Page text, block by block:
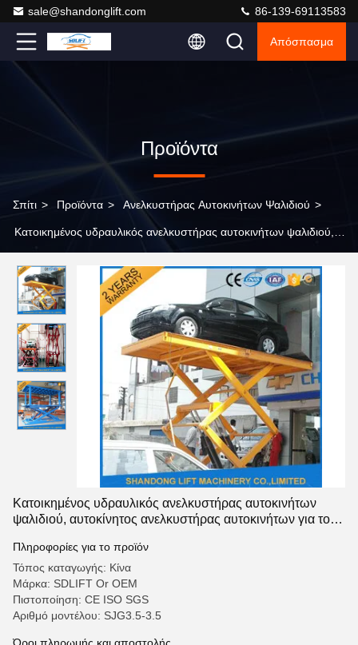
sale@shandonglift.com 86-139-69113583
Απόσπασμα
Προϊόντα
Σπίτι > Προϊόντα > Ανελκυστήρας Αυτοκινήτων Ψαλιδιού >
Κατοικημένος υδραυλικός ανελκυστήρας αυτοκινήτων ψαλιδιού,
φορητό
Κατοικημένος υδραυλικός ανελκυστήρας αυτοκινήτων
ψαλιδιού, αυτοκίνητος ανελκυστήρας αυτοκινήτων για το
Πληροφορίες για το προϊόν
Τόπος καταγωγής: Κίνα
Μάρκα: SDLIFT Or OEM
Πιστοποίηση: CE ISO SGS
Αριθμό μοντέλου: SJG3.5-3.5